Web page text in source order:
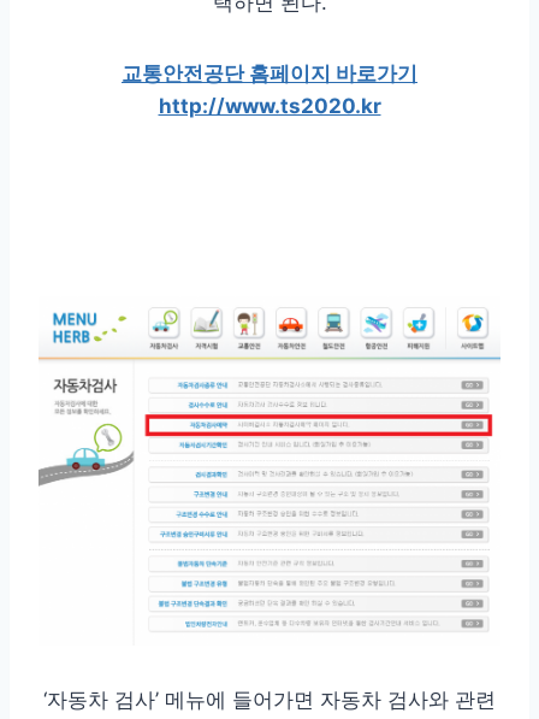
교통안전공단 홈페이지 바로가기
http://www.ts2020.kr
‘자동차 검사’ 메뉴에 들어가면 자동차 검사와 관련